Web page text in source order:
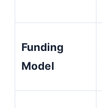
Funding
Model